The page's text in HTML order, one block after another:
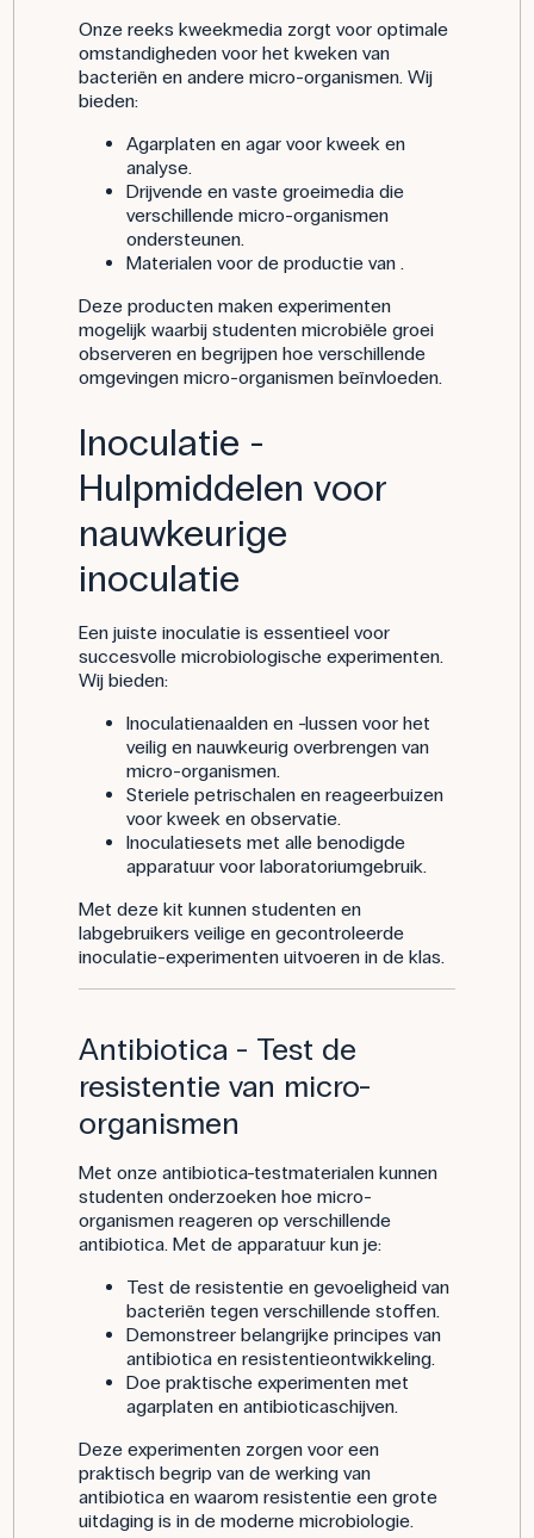
Onze reeks kweekmedia zorgt voor optimale
omstandigheden voor het kweken van
bacteriën en andere micro-organismen. Wij
bieden:
Agarplaten en agar voor kweek en
analyse.
Drijvende en vaste groeimedia die
verschillende micro-organismen
ondersteunen.
Materialen voor de productie van .
Deze producten maken experimenten
mogelijk waarbij studenten microbiële groei
observeren en begrijpen hoe verschillende
omgevingen micro-organismen beïnvloeden.
Inoculatie -
Hulpmiddelen voor
nauwkeurige
inoculatie
Een juiste inoculatie is essentieel voor
succesvolle microbiologische experimenten.
Wij bieden:
Inoculatienaalden en -lussen voor het
veilig en nauwkeurig overbrengen van
micro-organismen.
Steriele petrischalen en reageerbuizen
voor kweek en observatie.
Inoculatiesets met alle benodigde
apparatuur voor laboratoriumgebruik.
Met deze kit kunnen studenten en
labgebruikers veilige en gecontroleerde
inoculatie-experimenten uitvoeren in de klas.
Antibiotica - Test de
resistentie van micro-
organismen
Met onze antibiotica-testmaterialen kunnen
studenten onderzoeken hoe micro-
organismen reageren op verschillende
antibiotica. Met de apparatuur kun je:
Test de resistentie en gevoeligheid van
bacteriën tegen verschillende stoffen.
Demonstreer belangrijke principes van
antibiotica en resistentieontwikkeling.
Doe praktische experimenten met
agarplaten en antibioticaschijven.
Deze experimenten zorgen voor een
praktisch begrip van de werking van
antibiotica en waarom resistentie een grote
uitdaging is in de moderne microbiologie.